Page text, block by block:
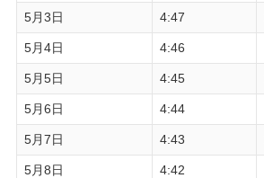
5月3日 4:47
5月4日 4:46
5月5日 4:45
5月6日 4:44
5月7日 4:43
5月8日 4:42